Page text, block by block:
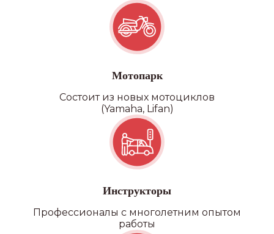
Мотопарк
Состоит из новых мотоциклов
(Yamaha, Lifan)
Инструкторы
Профессионалы с многолетним опытом
работы
Категория D